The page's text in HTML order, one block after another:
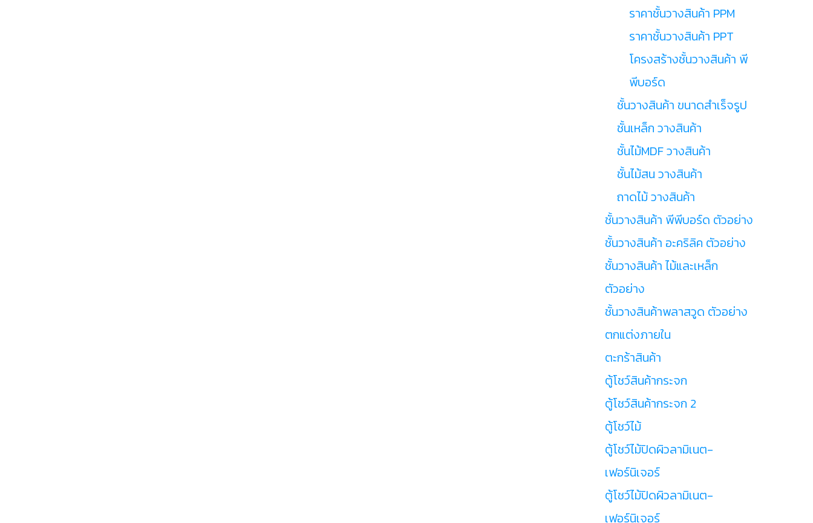
ราคาชั้นวางสินค้า PPM
ราคาชั้นวางสินค้า PPT
โครงสร้างชั้นวางสินค้า พี
พีบอร์ด
ชั้นวางสินค้า ขนาดสำเร็จรูป
ชั้นเหล็ก วางสินค้า
ชั้นไม้MDF วางสินค้า
ชั้นไม้สน วางสินค้า
ถาดไม้ วางสินค้า
ชั้นวางสินค้า พีพีบอร์ด ตัวอย่าง
ชั้นวางสินค้า อะคริลิค ตัวอย่าง
ชั้นวางสินค้า ไม้และเหล็ก
ตัวอย่าง
ชั้นวางสินค้าพลาสวูด ตัวอย่าง
ตกแต่งภายใน
ตะกร้าสินค้า
ตู้โชว์สินค้ากระจก
ตู้โชว์สินค้ากระจก 2
ตู้โชว์ไม้
ตู้โชว์ไม้ปิดผิวลามิเนต-
เฟอร์นิเจอร์
ตู้โชว์ไม้ปิดผิวลามิเนต-
เฟอร์นิเจอร์